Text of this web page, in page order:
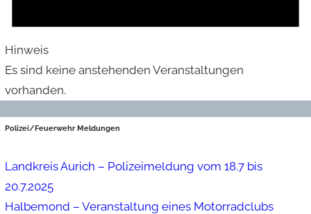
Hinweis
Es sind keine anstehenden Veranstaltungen
vorhanden.
Polizei/Feuerwehr Meldungen
Landkreis Aurich – Polizeimeldung vom 18.7 bis
20.7.2025
Halbemond – Veranstaltung eines Motorradclubs